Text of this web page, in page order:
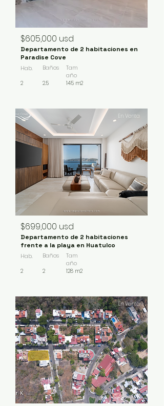
$605,000 usd
Departamento de 2 habitaciones en
Paradise Cove
Hab.
2
Baños
2.5
Tam
año
145 m2
En Venta
$699,000 usd
Departamento de 2 habitaciones
frente a la playa en Huatulco
Hab.
2
Baños
2
Tam
año
128 m2
En Venta